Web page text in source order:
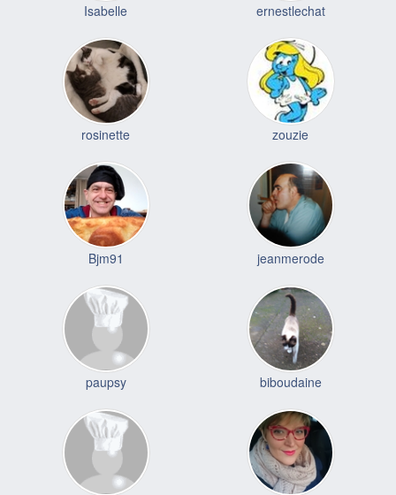
Isabelle ernestlechat
rosinette zouzie
Bjm91 jeanmerode
paupsy biboudaine